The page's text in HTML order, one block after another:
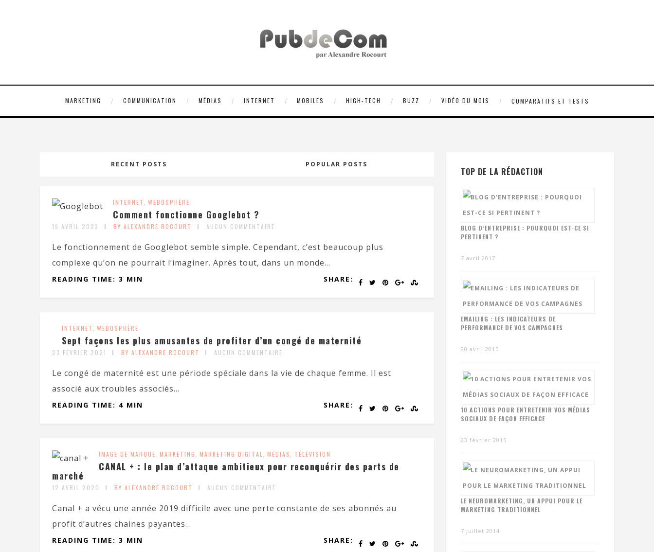
MARKETING COMMUNICATION MÉDIAS INTERNET MOBILES HIGH-TECH BUZZ VIDÉO DU MOIS COMPARATIFS ET TESTS
RECENT POSTS POPULAR POSTS
INTERNET, WEBOSPHÈRE
Comment fonctionne Googlebot ?
19 AVRIL 2023 BY ALEXANDRE ROCOURT AUCUN COMMENTAIRE
Le fonctionnement de Googlebot semble simple. Cependant, c’est beaucoup plus
complexe qu’on ne pourrait l’imaginer. Après tout, dans un monde...
SHARE:
READING TIME: 3 MIN
INTERNET, WEBOSPHÈRE
Sept façons les plus amusantes de profiter d’un congé de maternité
23 FÉVRIER 2021 BY ALEXANDRE ROCOURT AUCUN COMMENTAIRE
Le congé de maternité est une période spéciale dans la vie de chaque femme. Il est
associé aux troubles associés...
SHARE:
READING TIME: 4 MIN
IMAGE DE MARQUE, MARKETING, MARKETING DIGITAL , MÉDIAS, TÉLÉVISION
CANAL + : le plan d’attaque ambitieux pour reconquérir des parts de
marché
12 AVRIL 2020 BY ALEXANDRE ROCOURT AUCUN COMMENTAIRE
Canal + a vécu une année 2019 difficile avec une perte constante de ses abonnés au
profit d’autres chaines payantes...
SHARE:
READING TIME: 3 MIN
TOP DE LA RÉDACTION
BLOG D’ENTREPRISE : POURQUOI EST-CE SI
PERTINENT ?
7 avril 2017
EMAILING : LES INDICATEURS DE
PERFORMANCE DE VOS CAMPAGNES
20 avril 2015
10 ACTIONS POUR ENTRETENIR VOS MÉDIAS
SOCIAUX DE FAÇON EFFICACE
23 février 2015
LE NEUROMARKETING, UN APPUI POUR LE
MARKETING TRADITIONNEL
7 juillet 2014